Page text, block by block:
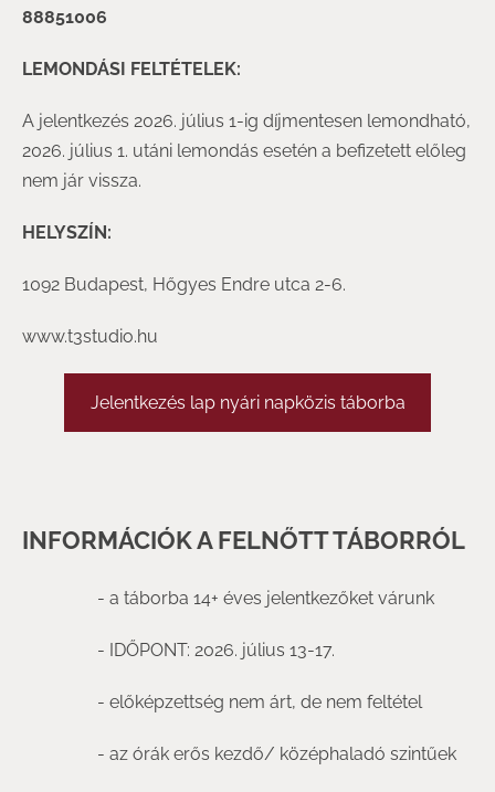
88851006
LEMONDÁSI FELTÉTELEK:
A jelentkezés 2026. július 1-ig díjmentesen lemondható,
2026. július 1. utáni lemondás esetén a befizetett előleg
nem jár vissza.
HELYSZÍN:
1092 Budapest, Hőgyes Endre utca 2-6.
www.t3studio.hu
Jelentkezés lap nyári napközis táborba
INFORMÁCIÓK A FELNŐTT TÁBORRÓL
- a táborba 14+ éves jelentkezőket várunk
- IDŐPONT: 2026. július 13-17.
- előképzettség nem árt, de nem feltétel
- az órák erős kezdő/ középhaladó szintűek